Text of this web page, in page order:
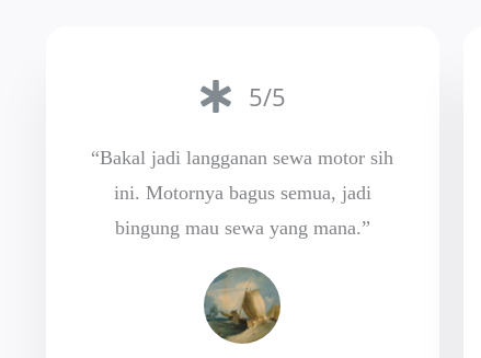
5/5
“Bakal jadi langganan sewa motor sih
ini. Motornya bagus semua, jadi
bingung mau sewa yang mana.”